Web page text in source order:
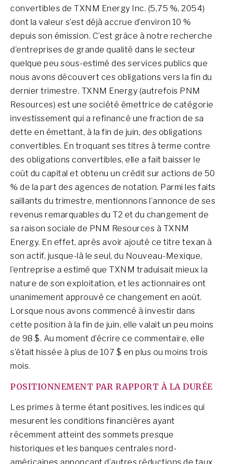
convertibles de TXNM Energy Inc. (5,75 %, 2054)
dont la valeur s’est déjà accrue d’environ 10 %
depuis son émission. C’est grâce à notre recherche
d’entreprises de grande qualité dans le secteur
quelque peu sous-estimé des services publics que
nous avons découvert ces obligations vers la fin du
dernier trimestre. TXNM Energy (autrefois PNM
Resources) est une société émettrice de catégorie
investissement qui a refinancé une fraction de sa
dette en émettant, à la fin de juin, des obligations
convertibles. En troquant ses titres à terme contre
des obligations convertibles, elle a fait baisser le
coût du capital et obtenu un crédit sur actions de 50
% de la part des agences de notation. Parmi les faits
saillants du trimestre, mentionnons l’annonce de ses
revenus remarquables du T2 et du changement de
sa raison sociale de PNM Resources à TXNM
Energy. En effet, après avoir ajouté ce titre texan à
son actif, jusque-là le seul, du Nouveau-Mexique,
l’entreprise a estimé que TXNM traduisait mieux la
nature de son exploitation, et les actionnaires ont
unanimement approuvé ce changement en août.
Lorsque nous avons commencé à investir dans
cette position à la fin de juin, elle valait un peu moins
de 98 $. Au moment d’écrire ce commentaire, elle
s’était hissée à plus de 107 $ en plus ou moins trois
mois.
POSITIONNEMENT PAR RAPPORT À LA DURÉE
Les primes à terme étant positives, les indices qui
mesurent les conditions financières ayant
récemment atteint des sommets presque
historiques et les banques centrales nord-